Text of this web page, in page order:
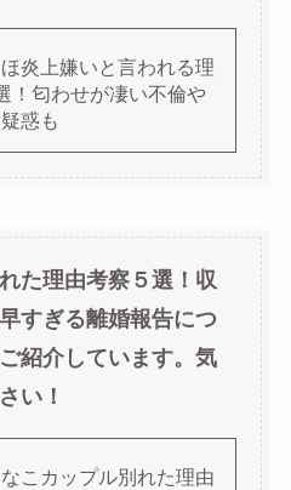
炎上嫌いと言われる理
！匂わせが凄い不倫や
惑も
た理由考察５選！収
すぎる離婚報告につ
紹介しています。気
い！
こカップル別れた理由